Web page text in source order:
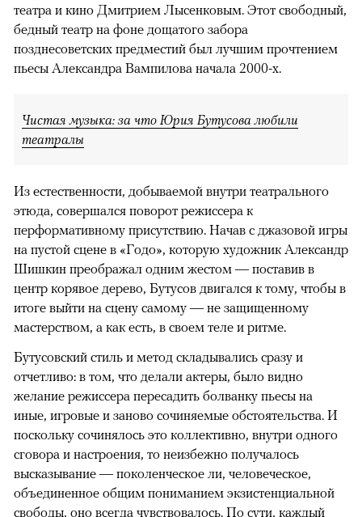
театра и кино Дмитрием Лысенковым. Этот свободный,
бедный театр на фоне дощатого забора
позднесоветских предместий был лучшим прочтением
пьесы Александра Вампилова начала 2000-х.
Чистая музыка: за что Юрия Бутусова любили
театралы
Из естественности, добываемой внутри театрального
этюда, совершался поворот режиссера к
перформативному присутствию. Начав с джазовой игры
на пустой сцене в «Годо», которую художник Александр
Шишкин преображал одним жестом — поставив в
центр корявое дерево, Бутусов двигался к тому, чтобы в
итоге выйти на сцену самому — не защищенному
мастерством, а как есть, в своем теле и ритме.
Бутусовский стиль и метод складывались сразу и
отчетливо: в том, что делали актеры, было видно
желание режиссера пересадить болванку пьесы на
иные, игровые и заново сочиняемые обстоятельства. И
поскольку сочинялось это коллективно, внутри одного
сговора и настроения, то неизбежно получалось
высказывание — поколенческое ли, человеческое,
объединенное общим пониманием экзистенциальной
свободы, оно всегда чувствовалось. По сути, каждый